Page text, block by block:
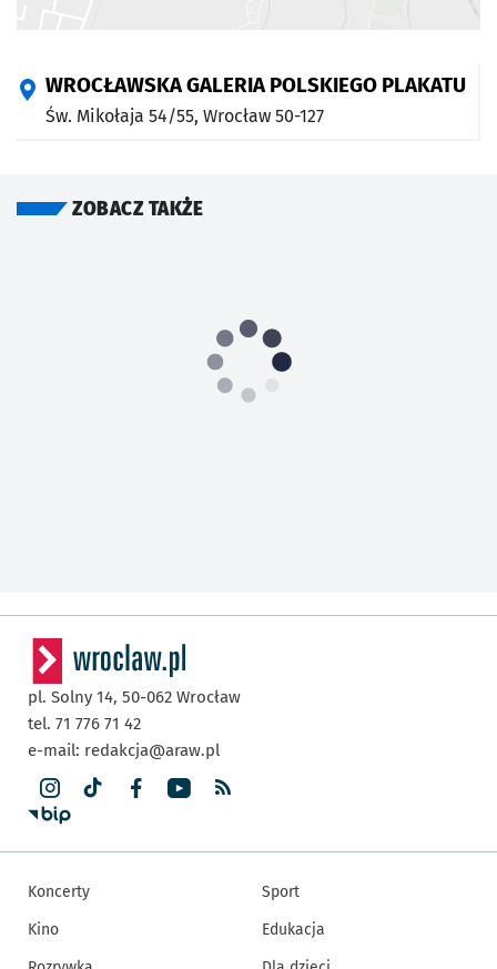
WROCŁAWSKA GALERIA POLSKIEGO PLAKATU
Św. Mikołaja 54/55, Wrocław 50-127
ZOBACZ TAKŻE
pl. Solny 14, 50-062 Wrocław
tel. 71 776 71 42
e-mail: redakcja@araw.pl
Koncerty
Kino
Sport
Edukacja